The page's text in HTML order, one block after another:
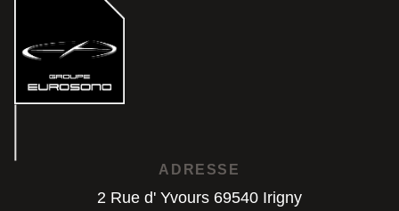
ADRESSE
2 Rue d' Yvours 69540 Irigny